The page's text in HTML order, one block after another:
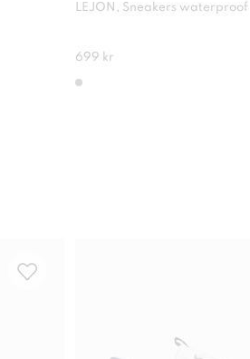
LEJON, Sneakers waterproof
699 kr